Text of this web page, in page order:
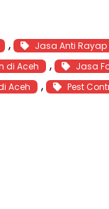
, Jasa Anti Rayap
di Aceh , Jasa
Aceh , Pest